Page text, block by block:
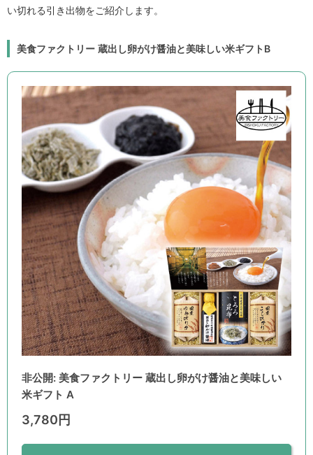
い切れる引き出物をご紹介します。
美食ファクトリー 蔵出し卵がけ醤油と美味しい米ギフトB
非公開: 美食ファクトリー 蔵出し卵がけ醤油と美味しい
米ギフト A
3,780円